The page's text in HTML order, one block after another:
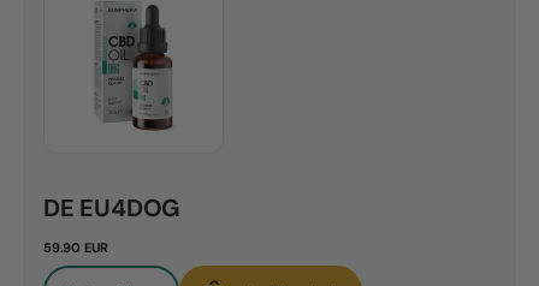
DE EU4DOG
59.90 EUR